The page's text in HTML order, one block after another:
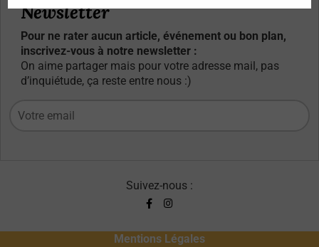
Newsletter
Pour ne rater aucun article, événement ou bon plan,
inscrivez-vous à notre newsletter :
On aime partager mais pour votre adresse mail, pas
d’inquiétude, ça reste entre nous :)
Suivez-nous :
Mentions Légales